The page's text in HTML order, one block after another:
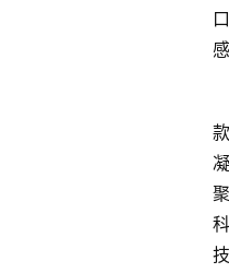
口
感
款
凝
聚
科
技